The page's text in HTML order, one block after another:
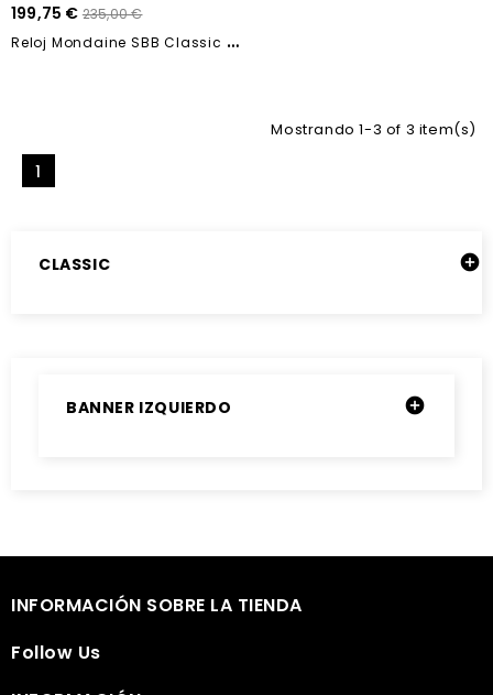
199,75 € 235,00 €
R
Eloj Mondaine SBB Classic A667.30314.11SBB
Mostrando 1-3 of 3 item(s)
1
CLASSIC 
BANNER IZQUIERDO 
INFORMACIÓN SOBRE LA TIENDA
Follow Us